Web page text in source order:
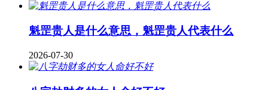
魁罡贵人是什么意思，魁罡贵人代表什么
2026-07-30